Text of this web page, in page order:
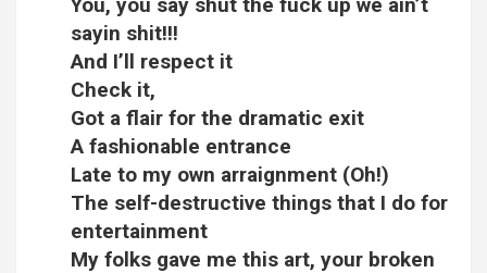
sayin shit!!!
And I’ll respect it
Check it,
Got a flair for the dramatic exit
A fashionable entrance
Late to my own arraignment (Oh!)
The self-destructive things that I do for
entertainment
My folks gave me this art, your broken